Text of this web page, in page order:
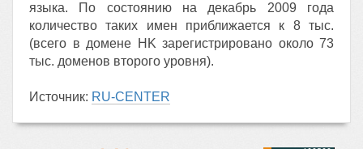
языка. По состоянию на декабрь 2009 года
количество таких имен приближается к 8 тыс.
(всего в домене HK зарегистрировано около 73
тыс. доменов второго уровня).
Источник: RU-CENTER